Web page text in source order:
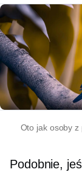
Oto jak osoby
Podobnie,